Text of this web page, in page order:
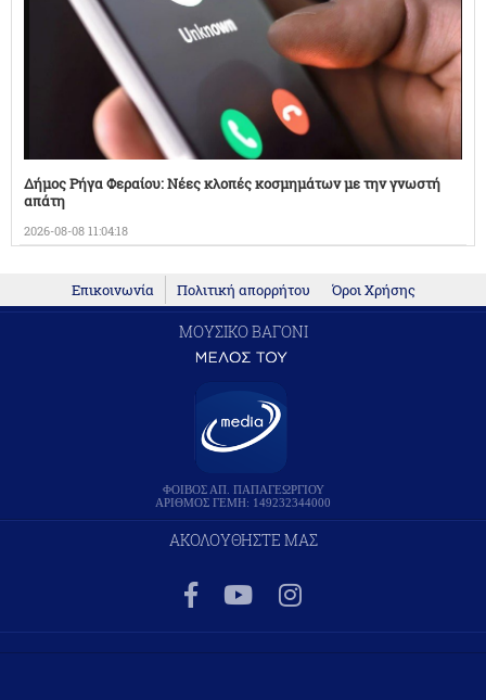
Δήμος Ρήγα Φεραίου: Νέες κλοπές κοσμημάτων με την γνωστή
απάτη
2026-08-08 11:04:18
Επικοινωνία Πολιτική απορρήτου Όροι Χρήσης
ΜΟΥΣΙΚΟ ΒΑΓΟΝΙ
ΦΟΙΒΟΣ ΑΠ. ΠΑΠΑΓΕΩΡΓΙΟΥ
ΑΡΙΘΜΟΣ ΓΕΜΗ: 149232344000
ΑΚΟΛΟΥΘΗΣΤΕ ΜΑΣ